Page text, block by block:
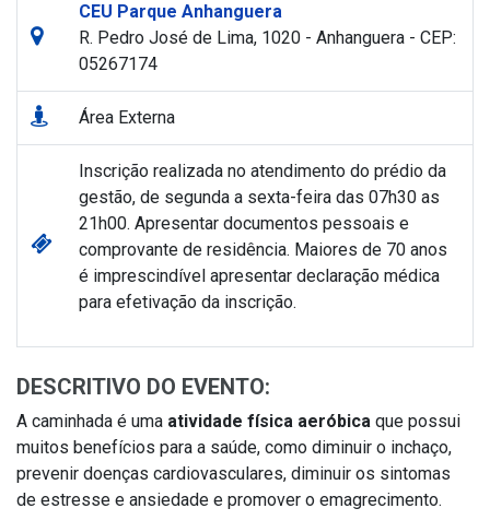
CEU Parque Anhanguera
R. Pedro José de Lima, 1020 - Anhanguera - CEP:
05267174
Área Externa
Inscrição realizada no atendimento do prédio da
gestão, de segunda a sexta-feira das 07h30 as
21h00. Apresentar documentos pessoais e
comprovante de residência. Maiores de 70 anos
é imprescindível apresentar declaração médica
para efetivação da inscrição.
DESCRITIVO DO EVENTO:
A caminhada é uma atividade física aeróbica que possui
muitos benefícios para a saúde, como diminuir o inchaço,
prevenir doenças cardiovasculares, diminuir os sintomas
de estresse e ansiedade e promover o emagrecimento.